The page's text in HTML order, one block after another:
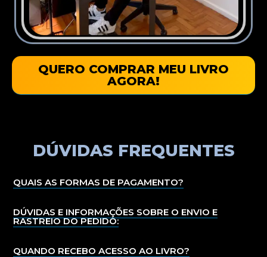
QUERO COMPRAR MEU LIVRO
AGORA!
DÚVIDAS FREQUENTES
QUAIS AS FORMAS DE PAGAMENTO?
DÚVIDAS E INFORMAÇÕES SOBRE O ENVIO E
RASTREIO DO PEDIDO:
QUANDO RECEBO ACESSO AO LIVRO?